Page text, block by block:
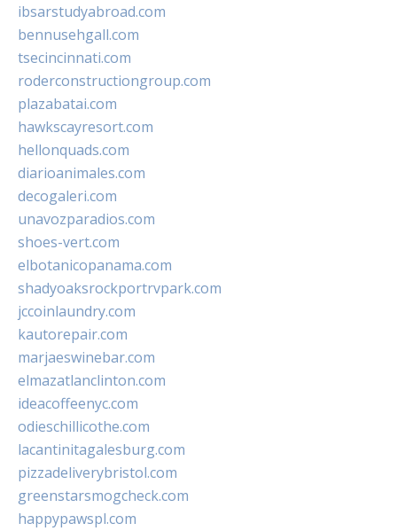
ibsarstudyabroad.com
bennusehgall.com
tsecincinnati.com
roderconstructiongroup.com
plazabatai.com
hawkscayresort.com
hellonquads.com
diarioanimales.com
decogaleri.com
unavozparadios.com
shoes-vert.com
elbotanicopanama.com
shadyoaksrockportrvpark.com
jccoinlaundry.com
kautorepair.com
marjaeswinebar.com
elmazatlanclinton.com
ideacoffeenyc.com
odieschillicothe.com
lacantinitagalesburg.com
pizzadeliverybristol.com
greenstarsmogcheck.com
happypawspl.com